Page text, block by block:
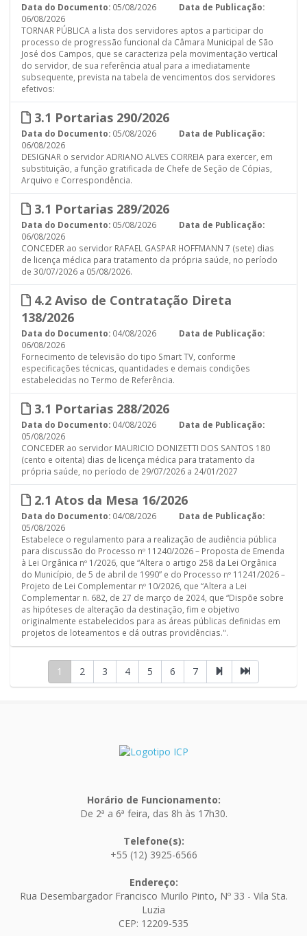
Data do Documento: 05/08/2026
Data de Publicação:
06/08/2026
TORNAR PÚBLICA a lista dos servidores aptos a participar do
processo de progressão funcional da Câmara Municipal de São
José dos Campos, que se caracteriza pela movimentação vertical
do servidor, de sua referência atual para a imediatamente
subsequente, prevista na tabela de vencimentos dos servidores
efetivos:
3.1 Portarias 290/2026
Data do Documento: 05/08/2026
Data de Publicação:
06/08/2026
DESIGNAR o servidor ADRIANO ALVES CORREIA para exercer, em
substituição, a função gratificada de Chefe de Seção de Cópias,
Arquivo e Correspondência.
3.1 Portarias 289/2026
Data do Documento: 05/08/2026
Data de Publicação:
06/08/2026
CONCEDER ao servidor RAFAEL GASPAR HOFFMANN 7 (sete) dias
de licença médica para tratamento da própria saúde, no período
de 30/07/2026 a 05/08/2026.
4.2 Aviso de Contratação Direta
138/2026
Data do Documento: 04/08/2026
Data de Publicação:
06/08/2026
Fornecimento de televisão do tipo Smart TV, conforme
especificações técnicas, quantidades e demais condições
estabelecidas no Termo de Referência.
3.1 Portarias 288/2026
Data do Documento: 04/08/2026
Data de Publicação:
05/08/2026
CONCEDER ao servidor MAURICIO DONIZETTI DOS SANTOS 180
(cento e oitenta) dias de licença médica para tratamento da
própria saúde, no período de 29/07/2026 a 24/01/2027
2.1 Atos da Mesa 16/2026
Data do Documento: 04/08/2026
Data de Publicação:
05/08/2026
Estabelece o regulamento para a realização de audiência pública
para discussão do Processo nº 11240/2026 – Proposta de Emenda
à Lei Orgânica nº 1/2026, que “Altera o artigo 258 da Lei Orgânica
do Município, de 5 de abril de 1990” e do Processo nº 11241/2026 –
Projeto de Lei Complementar nº 10/2026, que “Altera a Lei
Complementar n. 682, de 27 de março de 2024, que “Dispõe sobre
as hipóteses de alteração da destinação, fim e objetivo
originalmente estabelecidos para as áreas públicas definidas em
projetos de loteamentos e dá outras providências.".
1 2 3 4 5 6 7
Horário de Funcionamento:
De 2ª a 6ª feira, das 8h às 17h30.
Telefone(s):
+55 (12) 3925-6566
Endereço:
Rua Desembargador Francisco Murilo Pinto, Nº 33 - Vila Sta.
Luzia
CEP: 12209-535